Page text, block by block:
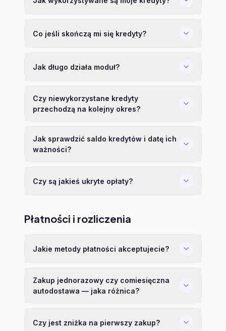
Co jeśli skończą mi się kredyty?
Jak długo działa moduł?
Czy niewykorzystane kredyty
przechodzą na kolejny okres?
Jak sprawdzić saldo kredytów i datę ich
ważności?
Czy są jakieś ukryte opłaty?
Płatności i rozliczenia
Jakie metody płatności akceptujecie?
Zakup jednorazowy czy comiesięczna
autodostawa — jaka różnica?
Czy jest zniżka na pierwszy zakup?